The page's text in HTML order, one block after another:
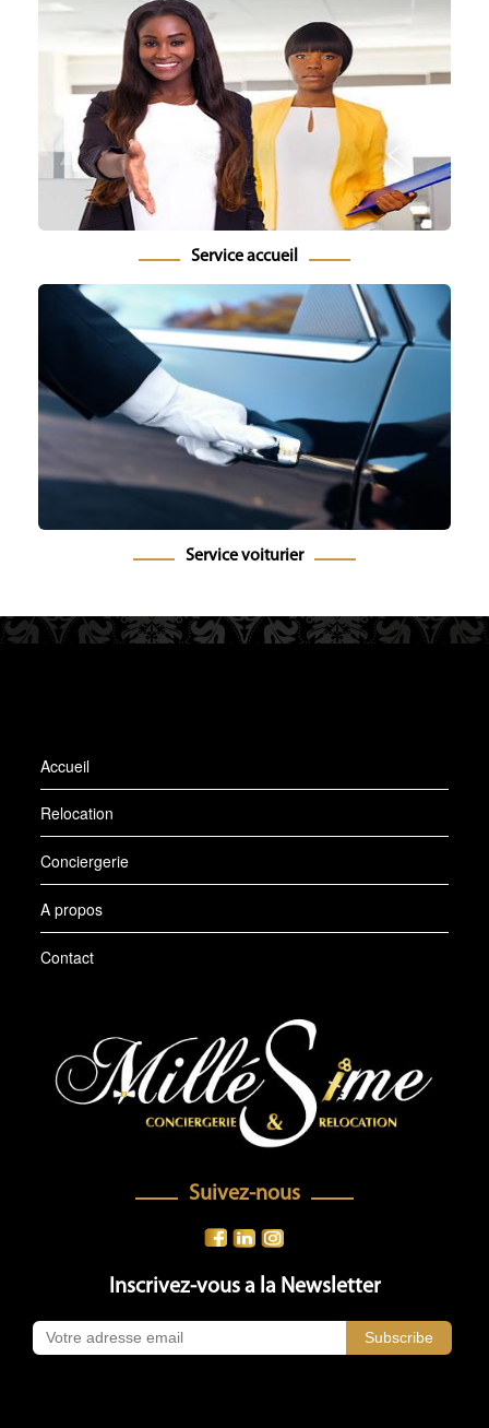
Service accueil
Service voiturier
Accueil
Relocation
Conciergerie
A propos
Contact
Suivez-nous
Inscrivez-vous a la Newsletter